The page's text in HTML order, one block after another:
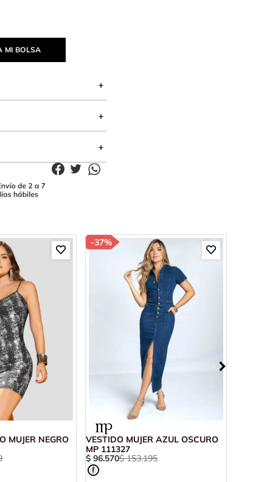
MI BOLSA
MUJER NEGRO
-37%
VESTIDO MUJER AZUL OSCURO
MP 111327
$ 96.570$ 153.195